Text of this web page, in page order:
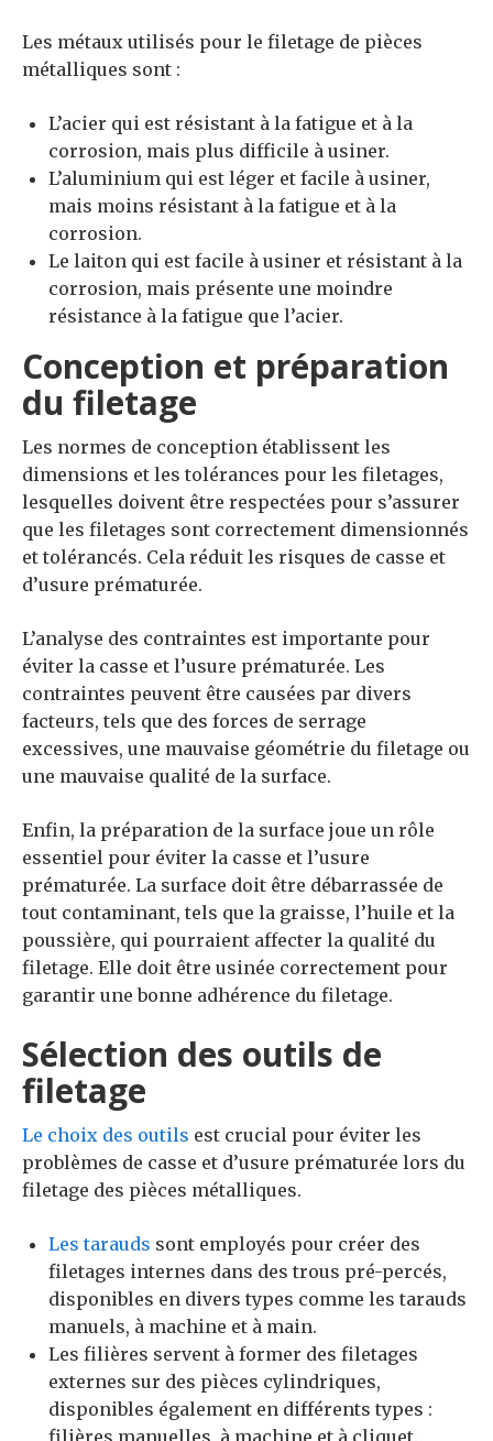
Les métaux utilisés pour le filetage de pièces
métalliques sont :
L’acier qui est résistant à la fatigue et à la
corrosion, mais plus difficile à usiner.
L’aluminium qui est léger et facile à usiner,
mais moins résistant à la fatigue et à la
corrosion.
Le laiton qui est facile à usiner et résistant à la
corrosion, mais présente une moindre
résistance à la fatigue que l’acier.
Conception et préparation
du filetage
Les normes de conception établissent les
dimensions et les tolérances pour les filetages,
lesquelles doivent être respectées pour s’assurer
que les filetages sont correctement dimensionnés
et tolérancés. Cela réduit les risques de casse et
d’usure prématurée.
L’analyse des contraintes est importante pour
éviter la casse et l’usure prématurée. Les
contraintes peuvent être causées par divers
facteurs, tels que des forces de serrage
excessives, une mauvaise géométrie du filetage ou
une mauvaise qualité de la surface.
Enfin, la préparation de la surface joue un rôle
essentiel pour éviter la casse et l’usure
prématurée. La surface doit être débarrassée de
tout contaminant, tels que la graisse, l’huile et la
poussière, qui pourraient affecter la qualité du
filetage. Elle doit être usinée correctement pour
garantir une bonne adhérence du filetage.
Sélection des outils de
filetage
Le choix des outils est crucial pour éviter les
problèmes de casse et d’usure prématurée lors du
filetage des pièces métalliques.
Les tarauds sont employés pour créer des
filetages internes dans des trous pré-percés,
disponibles en divers types comme les tarauds
manuels, à machine et à main.
Les filières servent à former des filetages
externes sur des pièces cylindriques,
disponibles également en différents types :
filières manuelles, à machine et à cliquet.